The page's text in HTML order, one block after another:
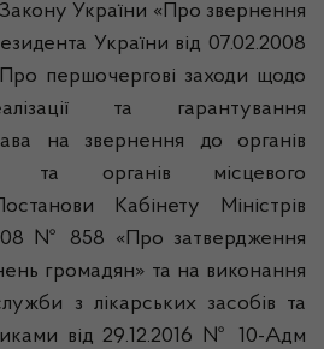
України «Про звернення
України від 07.02.2008
першочергові заходи щодо
та гарантування
на звернення до органів
та органів місцевого
Кабінету Міністрів
№ 858 «Про затвердження
громадян» та на виконання
з лікарських засобів та
від 29.12.2016 № 10-Адм